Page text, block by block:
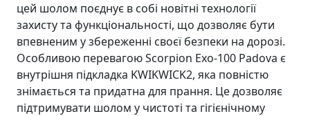
цей шолом поєднує в собі новітні технології
захисту та функціональності, що дозволяє бути
впевненим у збереженні своєї безпеки на дорозі.
Особливою перевагою Scorpion Exo-100 Padova є
внутрішня підкладка KWIKWICK2, яка повністю
знімається та придатна для прання. Це дозволяє
підтримувати шолом у чистоті та гігієнічному